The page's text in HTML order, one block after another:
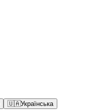
🇺🇦Українська